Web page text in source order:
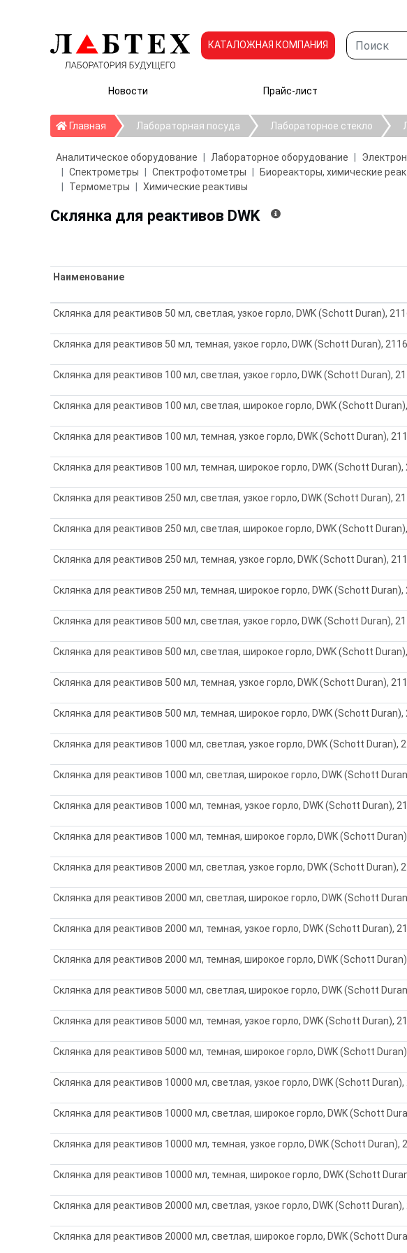
КАТАЛОЖНАЯ КОМПАНИЯ
Новости Прайс-лист
ГлавнаяГлавнаяЛабораторная посуда Лабораторное стекло
Аналитическое оборудование Лабораторное оборудование
Спектрометры
Спектрофотометры Биореакторы, химические
Термометры
Химические реактивы
Склянка для реактивов DWK
Наименование
Склянка для реактивов 50 мл, светлая, узкое горло, DWK (Schott Duran),
Склянка для реактивов 50 мл, темная, узкое горло, DWK (Schott Duran),
Склянка для реактивов 100 мл, светлая, узкое горло, DWK (Schott Duran),
Склянка для реактивов 100 мл, светлая, широкое горло, DWK (Schott
Склянка для реактивов 100 мл, темная, узкое горло, DWK (Schott Duran),
Склянка для реактивов 100 мл, темная, широкое горло, DWK (Schott Duran),
Склянка для реактивов 250 мл, светлая, узкое горло, DWK (Schott Duran),
Склянка для реактивов 250 мл, светлая, широкое горло, DWK (Schott
Склянка для реактивов 250 мл, темная, узкое горло, DWK (Schott Duran),
Склянка для реактивов 250 мл, темная, широкое горло, DWK (Schott Duran),
Склянка для реактивов 500 мл, светлая, узкое горло, DWK (Schott Duran),
Склянка для реактивов 500 мл, светлая, широкое горло, DWK (Schott
Склянка для реактивов 500 мл, темная, узкое горло, DWK (Schott Duran),
Склянка для реактивов 500 мл, темная, широкое горло, DWK (Schott Duran),
Склянка для реактивов 1000 мл, светлая, узкое горло, DWK (Schott Duran),
Склянка для реактивов 1000 мл, светлая, широкое горло, DWK (Schott
Склянка для реактивов 1000 мл, темная, узкое горло, DWK (Schott Duran),
Склянка для реактивов 1000 мл, темная, широкое горло, DWK (Schott
Склянка для реактивов 2000 мл, светлая, узкое горло, DWK (Schott Duran),
Склянка для реактивов 2000 мл, светлая, широкое горло, DWK (Schott
Склянка для реактивов 2000 мл, темная, узкое горло, DWK (Schott Duran),
Склянка для реактивов 2000 мл, темная, широкое горло, DWK (Schott
Склянка для реактивов 5000 мл, светлая, широкое горло, DWK (Schott
Склянка для реактивов 5000 мл, темная, узкое горло, DWK (Schott Duran),
Склянка для реактивов 5000 мл, темная, широкое горло, DWK (Schott
Склянка для реактивов 10000 мл, светлая, узкое горло, DWK (Schott
Склянка для реактивов 10000 мл, светлая, широкое горло, DWK (Schott
Склянка для реактивов 10000 мл, темная, узкое горло, DWK (Schott Duran),
Склянка для реактивов 10000 мл, темная, широкое горло, DWK (Schott
Склянка для реактивов 20000 мл, светлая, узкое горло, DWK (Schott
Склянка для реактивов 20000 мл, светлая, широкое горло, DWK (Schott